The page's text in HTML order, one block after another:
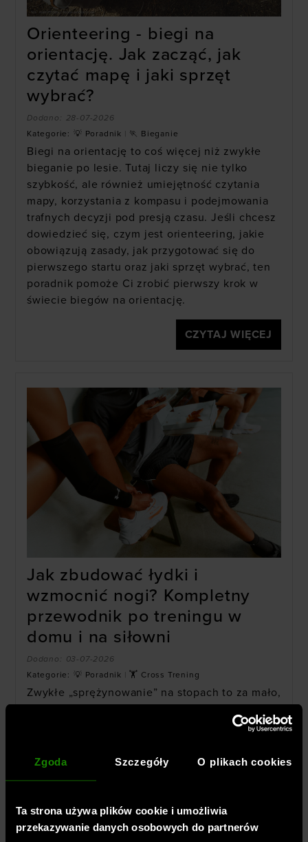
Zgoda Szczegóły O plikach cookies
Ta strona używa plików cookie i umożliwia
przekazywanie danych osobowych do partnerów
Orienteering - biegi na
orientację. Jak zacząć, jak
czytać mapę i jaki sprzęt
wybrać?
Dodano: 28-07-2026
Kategorie: 💡 Poradnik 🏃 Bieganie
Biegi na orientację to coś więcej niż zwykłe
bieganie po lesie. Tutaj liczy się nie tylko
szybkość, ale również umiejętność czytania
mapy, korzystania z kompasu i podejmowania
trafnych decyzji pod presją czasu. Jeśli chcesz
dowiedzieć się, czym jest orienteering, jakie
obowiązują zasady, jak przygotować się do
pierwszego startu oraz jaki sprzęt wybrać, ten
poradnik pomoże Ci zrobić pierwszy krok w
świecie biegów na orientację.
CZYTAJ WIĘCEJ
Jak zbudować łydki i
wzmocnić nogi? Kompletny
przewodnik po treningu w
domu i na siłowni
Dodano:
03-07-2026
Kategorie: 💡 Poradnik 🏋 Cross Trening
Zwykłe „sprężynowanie” na stopach to za mało,
najbardziej oporną partię w ciele. W tym
ruchu dowiesz się, jak zorganizować skuteczny
CZYTAJ WIĘCEJ